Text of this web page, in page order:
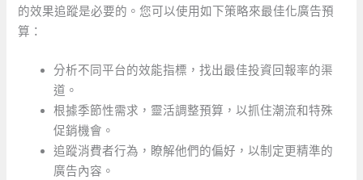
的效果追蹤是必要的。您可以使用如下策略來最佳化廣告預
算：
分析不同平台的效能指標，找出最佳投資回報率的渠
道。
根據季節性需求，靈活調整預算，以抓住潮流和特殊
促銷機會。
追蹤消費者行為，瞭解他們的偏好，以制定更精準的
廣告內容。